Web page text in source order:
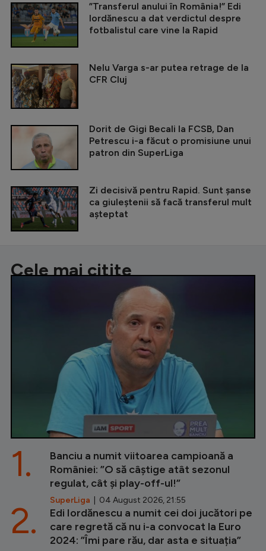
”Transferul anului în România!” Edi
Iordănescu a dat verdictul despre
fotbalistul care vine la Rapid
Nelu Varga s-ar putea retrage de la
CFR Cluj
Dorit de Gigi Becali la FCSB, Dan
Petrescu i-a făcut o promisiune unui
patron din SuperLiga
Zi decisivă pentru Rapid. Sunt șanse
ca giuleștenii să facă transferul mult
așteptat
Cele mai citite
Banciu a numit viitoarea campioană a
României: ”O să câștige atât sezonul
regulat, cât și play-off-ul!”
SuperLiga | 04 August 2026, 21:55
1.
Edi Iordănescu a numit cei doi jucători pe
care regretă că nu i-a convocat la Euro
2024: ”Îmi pare rău, dar asta e situația”
2.